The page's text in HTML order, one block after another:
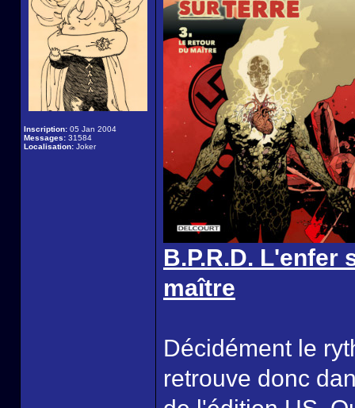
Inscription: 05 Jan 2004
Messages: 31584
Localisation: Joker
B.P.R.D. L'enfer
maître
Décidément le
retrouve donc